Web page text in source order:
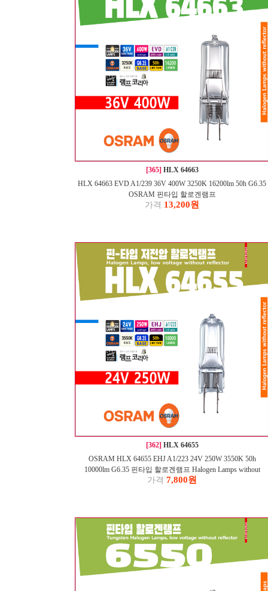
[365] HLX 64663
HLX 64663 EVD A1/239 36V 400W 3250K 16200lm 50h G6.35
OSRAM 핀타입 할로겐램프
가격 13,200원
[362] HLX 64655
OSRAM HLX 64655 EHJ A1/223 24V 250W 3550K 50h
10000lm G6.35 핀타입 할로겐램프 Halogen Lamps without
reflecto
가격 7,800원